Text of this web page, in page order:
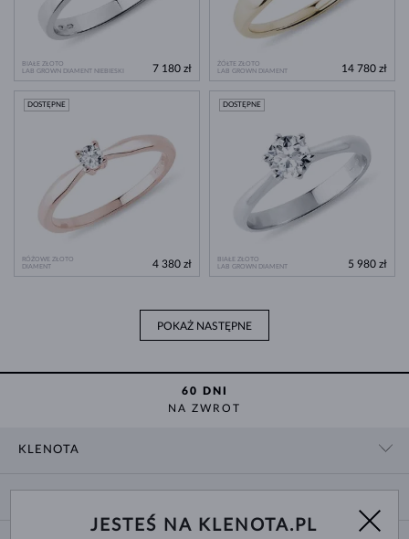
BIAŁE ZŁOTO
LAB GROWN DIAMENT NIEBIESKI
7 180 zł
ŻÓŁTE ZŁOTO
LAB GROWN DIAMENT
14 780 zł
RÓŻOWE ZŁOTO
DIAMENT
DOSTĘPNE
4 380 zł
BIAŁE ZŁOTO
LAB GROWN DIAMENT
DOSTĘPNE
5 980 zł
POKAŻ NASTĘPNE
60 DNI
NA ZWROT
KLENOTA
DOSTAWA I PŁATNOŚĆJESTEŚ NA KLENOTA.PL